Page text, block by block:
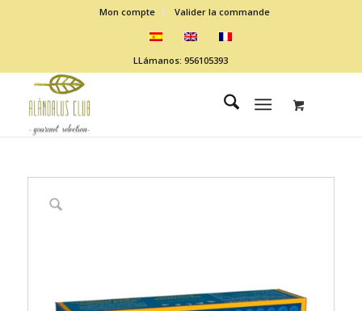
Mon compte Valider la commande
LLámanos: 956105393